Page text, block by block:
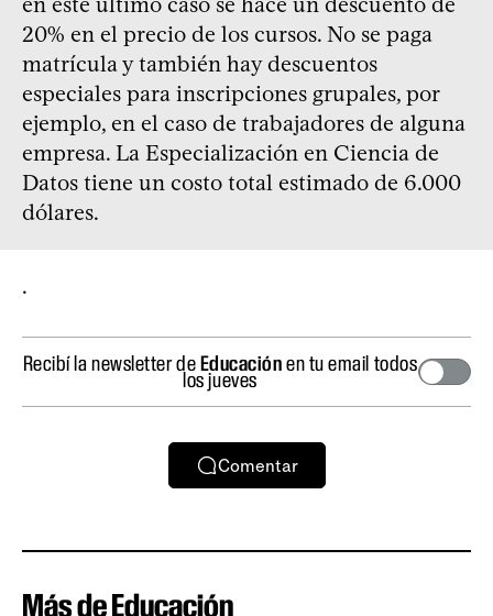
20% en el precio de los cursos. No se paga
matrícula y también hay descuentos
especiales para inscripciones grupales, por
ejemplo, en el caso de trabajadores de alguna
empresa. La Especialización en Ciencia de
Datos tiene un costo total estimado de 6.000
dólares.
.
Recibí la newsletter deEducaciónen tu email todos
los jueves
Comentar
Más de Educación